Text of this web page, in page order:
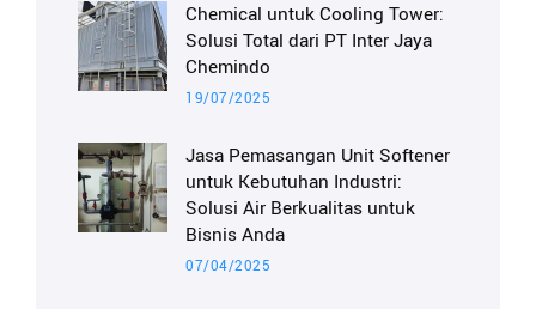
Chemical untuk Cooling Tower:
Solusi Total dari PT Inter Jaya
Chemindo
19/07/2025
Jasa Pemasangan Unit Softener
untuk Kebutuhan Industri:
Solusi Air Berkualitas untuk
Bisnis Anda
07/04/2025